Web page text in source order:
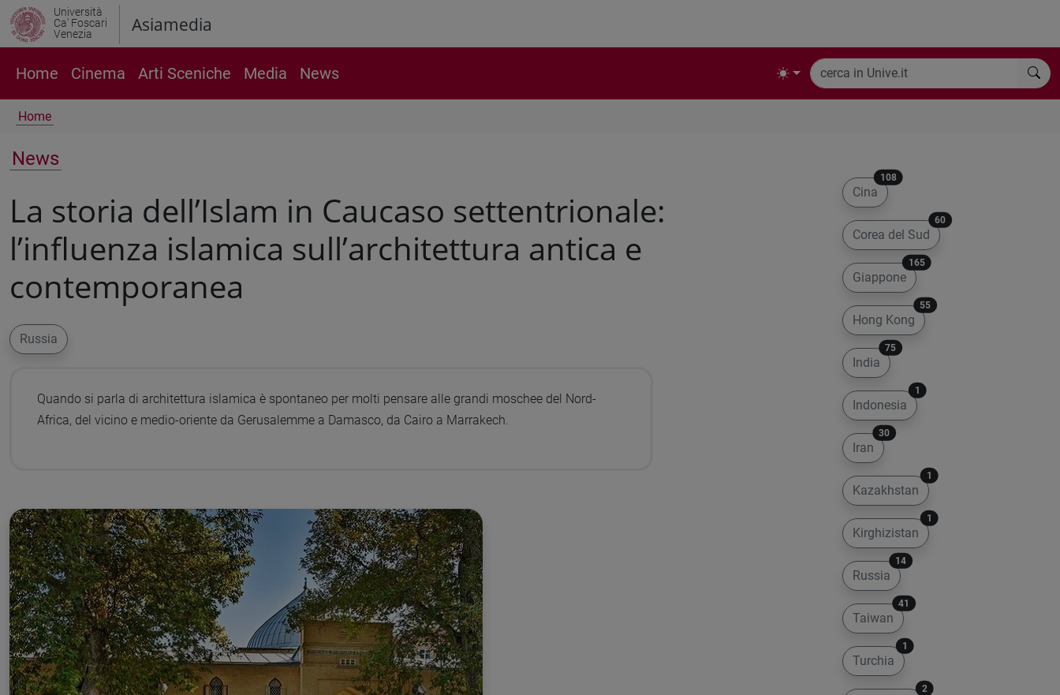
Università
Ca' Foscari
Venezia
Asiamedia
Home Cinema Arti Sceniche Media News
Home
News
La storia dell’Islam in Caucaso settentrionale:
l’influenza islamica sull’architettura antica e
contemporanea
Russia
Quando si parla di architettura islamica è spontaneo per molti pensare alle grandi moschee del Nord-
Africa, del vicino e medio-oriente da Gerusalemme a Damasco, da Cairo a Marrakech.
Cina
108
Corea del Sud
60
Giappone
165
Hong Kong
55
India
75
Indonesia
1
Iran
30
Kazakhstan
1
Kirghizistan
1
Russia
14
Taiwan
41
Turchia
1
2